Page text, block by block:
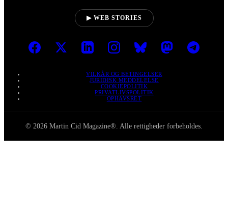
▶ WEB STORIES
VILKÅR OG BETINGELSER
JURIDISK MEDDELELSE
COOKIEPOLITIK
PRIVATLIVSPOLITIK
OPHAVSRET
© 2026 Martin Cid Magazine®. Alle rettigheder forbeholdes.